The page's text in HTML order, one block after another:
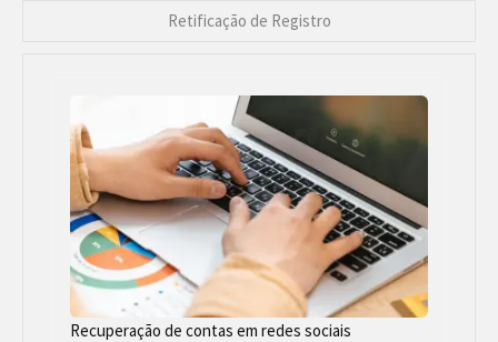
Retificação de Registro
Recuperação de contas em redes sociais